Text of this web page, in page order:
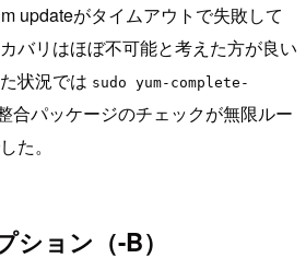
updateがタイムアウトで失敗して
バリはほぼ不可能と考えた方が良い
状況では sudo yum-complete-
合パッケージのチェックが無限ルー
た。
ョン（-B）